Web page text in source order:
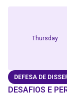
Thursday
DEFESA DE
DESAFIOS E